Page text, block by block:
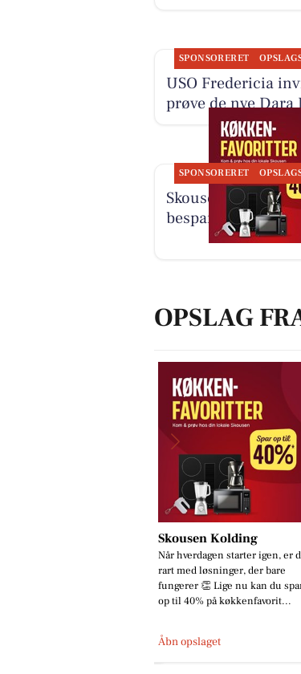
SPONSORERET
USO Fredericia
prøve de nye Dara
SPONSORERET
Skousen Kolding
besparelse på
OPSLAG
Osten Kolding
Her er den rettede og
version: ✨ Nye varianter af vores
populære gedeost er landet i
butikken! 🧀 Du kender måsk...
Åbn opslaget